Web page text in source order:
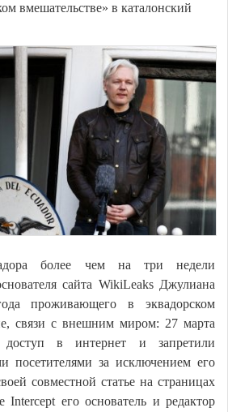
вмешательстве» в каталонский
более чем на три недели
сайта WikiLeaks Джулиана
проживающего в эквадорском
связи с внешним миром: 27 марта
доступ в интернет и запретили
посетителями за исключением его
совместной статье на страницах
Intercept его основатель и редактор